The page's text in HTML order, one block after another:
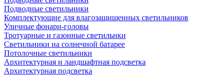
Подводные светильники
Комплектующие для влагозащищенных светильников
Уличные фонари-головы
Тротуарные и газонные светильнки
Светильники на солнечной батарее
Потолочные светильники
Архитектурная и ландшафтная подсветка
Архитектурная подсветка